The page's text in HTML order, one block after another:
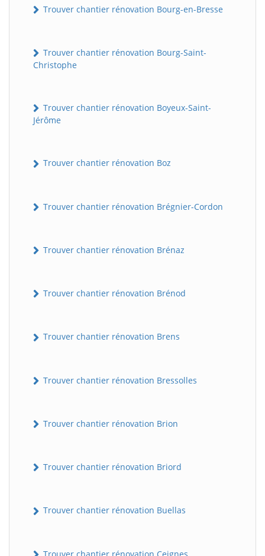
Trouver chantier rénovation Bourg-en-Bresse
Trouver chantier rénovation Bourg-Saint-
Christophe
Trouver chantier rénovation Boyeux-Saint-
Jérôme
Trouver chantier rénovation Boz
Trouver chantier rénovation Brégnier-Cordon
Trouver chantier rénovation Brénaz
Trouver chantier rénovation Brénod
Trouver chantier rénovation Brens
Trouver chantier rénovation Bressolles
Trouver chantier rénovation Brion
Trouver chantier rénovation Briord
Trouver chantier rénovation Buellas
Trouver chantier rénovation Ceignes